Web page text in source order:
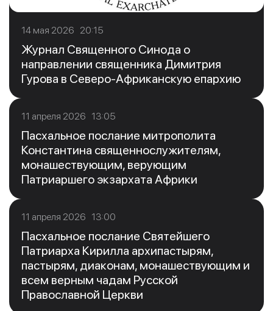
14 мая 2026 20:15
Журнал Священного Синода о
направлении священника Димитрия
Гурова в Северо-Африканскую епархию
11 апреля 2026 13:05
Пасхальное послание митрополита
Константина священнослужителям,
монашествующим, верующим
Патриаршего экзархата Африки
11 апреля 2026 13:00
Пасхальное послание Святейшего
Патриарха Кирилла архипастырям,
пастырям, диаконам, монашествующим и
всем верным чадам Русской
Православной Церкви